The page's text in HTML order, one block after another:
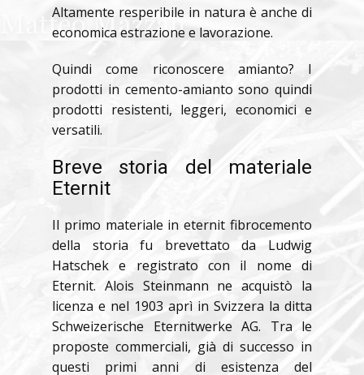
Altamente resperibile in natura è anche di
economica estrazione e lavorazione.
Quindi come riconoscere amianto? I
prodotti in cemento-amianto sono quindi
prodotti resistenti, leggeri, economici e
versatili.
Breve storia del materiale
Eternit
Il primo materiale in eternit fibrocemento
della storia fu brevettato da Ludwig
Hatschek e registrato con il nome di
Eternit. Alois Steinmann ne acquistò la
licenza e nel 1903 aprì in Svizzera la ditta
Schweizerische Eternitwerke AG. Tra le
proposte commerciali, già di successo in
questi primi anni di esistenza del